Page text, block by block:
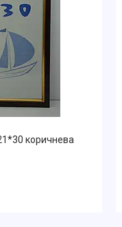
коричнева